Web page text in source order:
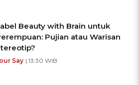
Beauty with Brain untuk
Pujian atau Warisan
Say | 13:30 WIB